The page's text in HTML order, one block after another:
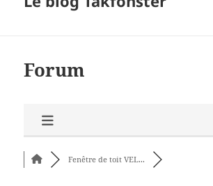
Forum
Fenêtre de toit VEL...